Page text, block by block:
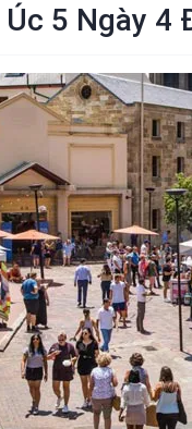
5 Ngày 4